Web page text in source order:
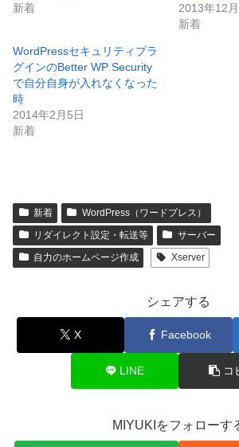
新着
2013年12
新着
WordPressセキュリティプラ
グインのBetter WP Security
で自分自身が入れなくなった
時
2014年2月5日
新着
新着
WordPress（ワードプレス）
リダイレクト設定・転送等
サーバー
自力のホームページ作成
Xserver
シェアする
X Facebook
LINE コ
MIYUKIをフォローす